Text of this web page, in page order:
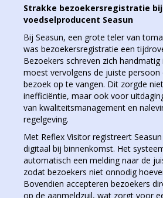
Strakke bezoekersregistratie bij
voedselproducent Seasun
Bij Seasun, een grote teler van
was bezoekersregistratie een
Bezoekers schreven zich
moest vervolgens de juiste
bezoek op te vangen. Dit zorgde
inefficiëntie, maar ook voor
van kwaliteitsmanagement en
regelgeving.
Met Reflex Visitor registreert
digitaal bij binnenkomst. Het
automatisch een melding naar de
zodat bezoekers niet onnodig
Bovendien accepteren bezoekers
op de aanmeldzuil, wat zorgt voor